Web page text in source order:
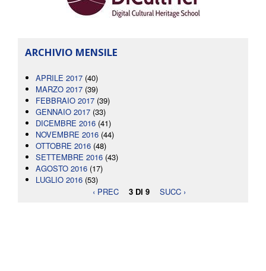
ARCHIVIO MENSILE
APRILE 2017 (40)
MARZO 2017 (39)
FEBBRAIO 2017 (39)
GENNAIO 2017 (33)
DICEMBRE 2016 (41)
NOVEMBRE 2016 (44)
OTTOBRE 2016 (48)
SETTEMBRE 2016 (43)
AGOSTO 2016 (17)
LUGLIO 2016 (53)
‹ PREC
3 DI 9 SUCC ›